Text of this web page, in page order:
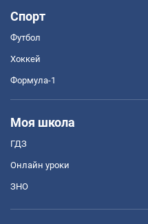
Спорт
Футбол
Хоккей
Формула-1
Моя школа
ГДЗ
Онлайн уроки
ЗНО